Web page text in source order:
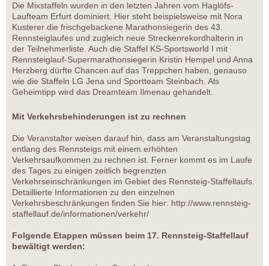
Die Mixstaffeln wurden in den letzten Jahren vom Haglöfs-
Laufteam Erfurt dominiert. Hier steht beispielsweise mit Nora
Kusterer die frischgebackene Marathonsiegerin des 43.
Rennsteiglaufes und zugleich neue Streckenrekordhalterin in
der Teilnehmerliste. Auch die Staffel KS-Sportsworld I mit
Rennsteiglauf-Supermarathonsiegerin Kristin Hempel und Anna
Herzberg dürfte Chancen auf das Treppchen haben, genauso
wie die Staffeln LG Jena und Sportteam Steinbach. Als
Geheimtipp wird das Dreamteam Ilmenau gehandelt.
Mit Verkehrsbehinderungen ist zu rechnen
Die Veranstalter weisen darauf hin, dass am Veranstaltungstag
entlang des Rennsteigs mit einem erhöhten
Verkehrsaufkommen zu rechnen ist. Ferner kommt es im Laufe
des Tages zu einigen zeitlich begrenzten
Verkehrseinschränkungen im Gebiet des Rennsteig-Staffellaufs.
Detaillierte Informationen zu den einzelnen
Verkehrsbeschränkungen finden Sie hier: http://www.rennsteig-
staffellauf.de/informationen/verkehr/
Folgende Etappen müssen beim 17. Rennsteig-Staffellauf
bewältigt werden: